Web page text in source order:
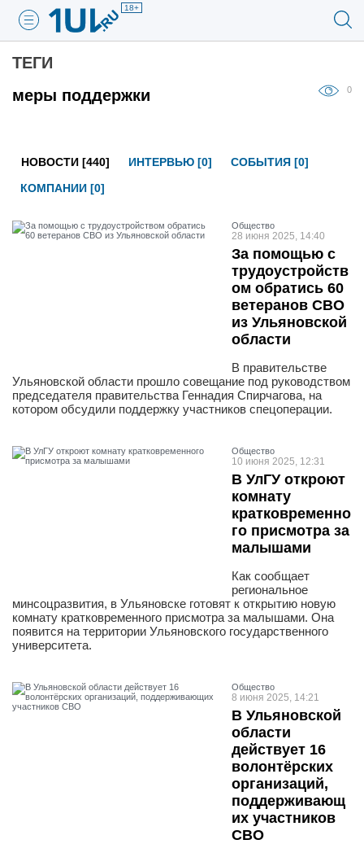
18+
ТЕГИ
меры поддержки
0
НОВОСТИ [440] ИНТЕРВЬЮ [0]
СОБЫТИЯ [0]
КОМПАНИИ [0]
Общество
28 июня 2025, 14:40
За помощью с
трудоустройств
ом обратись 60
ветеранов СВО
из Ульяновской
области
В правительстве
Ульяновской области прошло совещание под руководством
председателя правительства Геннадия Спирчагова, на
котором обсудили поддержку участников спецоперации.
Общество
10 июня 2025, 12:31
В УлГУ откроют
комнату
кратковременно
го присмотра за
малышами
Как сообщает
региональное
минсоцразвития, в Ульяновске готовят к открытию новую
комнату кратковременного присмотра за малышами. Она
появится на территории Ульяновского государственного
университета.
Общество
8 июня 2025, 14:21
В Ульяновской
области
действует 16
волонтёрских
организаций,
поддерживающ
их участников
СВО